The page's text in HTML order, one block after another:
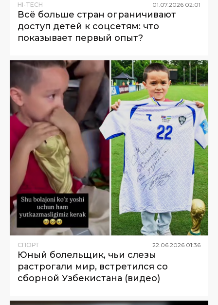
HI-TECH 01 07 2026 02:01
Всё больше стран ограничивают
доступ детей к соцсетям: что
показывает первый опыт?
СПОРТ 22.06.2026 01:36
Юный болельщик, чьи слезы
растрогали мир, встретился со
сборной Узбекистана (видео)